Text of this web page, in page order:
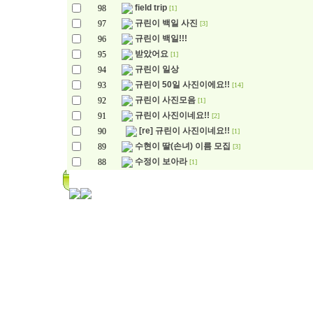
98 field trip [1]
97 규린이 백일 사진 [3]
96
규린이 백일!!!
95
받았어요 [1]
94
규린이 일상
93
규린이 50일 사진이에요!! [14]
92 규린이 사진모음 [1]
91 규린이 사진이네요!! [2]
90 [re] 규린이 사진이네요!! [1]
89 수현이 딸(손녀) 이름 모집 [3]
88 수정이 보아라 [1]